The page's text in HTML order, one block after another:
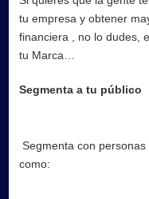
tu empresa y obtener
financiera , no lo dudes,
tu Marca…
Segmenta a tu público
Segmenta con
como: